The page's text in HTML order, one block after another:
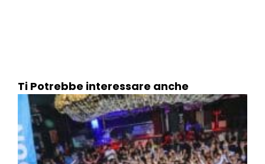
Ti Potrebbe interessare anche